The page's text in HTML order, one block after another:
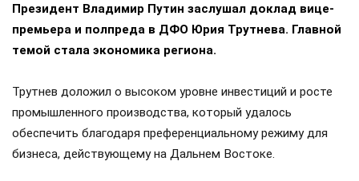
Президент Владимир Путин заслушал доклад вице-
премьера и полпреда в ДФО Юрия Трутнева. Главной
темой стала экономика региона.
Трутнев доложил о высоком уровне инвестиций и росте
промышленного производства, который удалось
обеспечить благодаря преференциальному режиму для
бизнеса, действующему на Дальнем Востоке.